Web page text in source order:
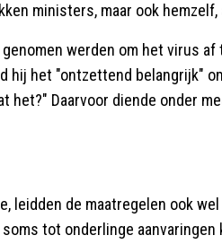
ministers, maar ook
werden om het virus af
hij het "ontzettend belangrijk"
het?" Daarvoor diende onder
leidden de maatregelen ook
tot onderlinge aanvaringen